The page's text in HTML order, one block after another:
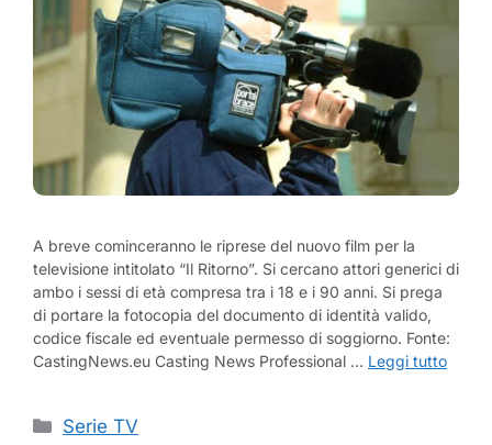
A breve cominceranno le riprese del nuovo film per la
televisione intitolato “Il Ritorno”. Si cercano attori generici di
ambo i sessi di età compresa tra i 18 e i 90 anni. Si prega
di portare la fotocopia del documento di identità valido,
codice fiscale ed eventuale permesso di soggiorno. Fonte:
CastingNews.eu Casting News Professional … Leggi tutto
Categorie
Serie TV